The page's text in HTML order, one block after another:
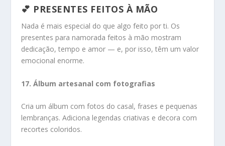
💕 PRESENTES FEITOS À MÃO
Nada é mais especial do que algo feito por ti. Os
presentes para namorada feitos à mão mostram
dedicação, tempo e amor — e, por isso, têm um valor
emocional enorme.
17. Álbum artesanal com fotografias
Cria um álbum com fotos do casal, frases e pequenas
lembranças. Adiciona legendas criativas e decora com
recortes coloridos.